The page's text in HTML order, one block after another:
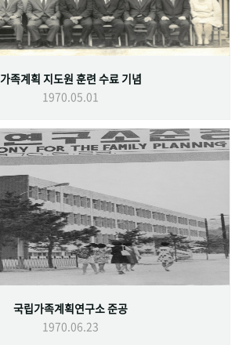
가족계획 지도원 훈련 수료 기념
1970.05.01
국립가족계획연구소 준공
1970.06.23